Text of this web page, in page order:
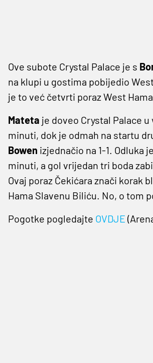
Ove subote Crystal Palace je s
na klupi u gostima pobijedio
je to već četvrti poraz West
Mateta je doveo Crystal Palace u
minuti, dok je odmah na startu
Bowen izjednačio na 1-1. Odluka
minuti, a gol vrijedan tri boda
Ovaj poraz Čekićara znači korak
Hama Slavenu Biliću. No, o tom
Pogotke pogledajte OVDJE